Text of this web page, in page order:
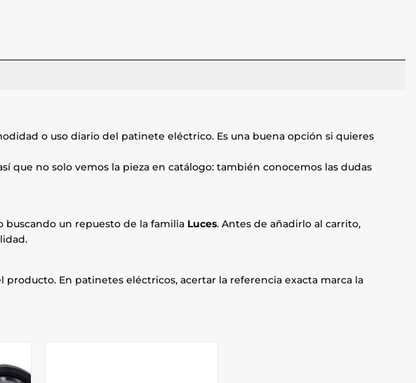
o uso diario del patinete eléctrico. Es una buena opción si quieres
que no solo vemos la pieza en catálogo: también conocemos las dudas
buscando un repuesto de la familia Luces. Antes de añadirlo al carrito,
En patinetes eléctricos, acertar la referencia exacta marca la